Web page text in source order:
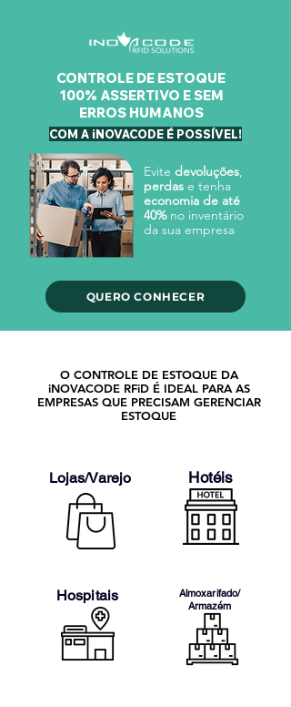
CONTROLE DE ESTOQUE
100% ASSERTIVO E SEM
ERROS HUMANOS
COM A iNOVACODE É POSSÍVEL!
Evite devoluções,
perdas e tenha
economia de até
40%no inventário
da sua empresa
QUERO CONHECER
O CONTROLE DE ESTOQUE DA
iNOVACODE RFiD É IDEAL PARA AS
EMPRESAS QUE PRECISAM GERENCIAR
ESTOQUE
Lojas/Varejo Hotéis
Hospitais
Almoxarifado/
Armazém